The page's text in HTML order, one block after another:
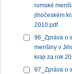
romské
jihočeském
2010.pdf
96_Zpráva o
menšiny v
kraji za rok
97_Zpráva o